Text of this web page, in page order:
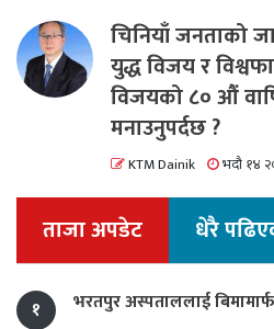
चिनियाँ जनताको
युद्ध विजय र
विजयको ८० औं
मनाउनुपर्दछ ?
KTM Dainik भदौ १४
ताजा अपडेट धेरै
१ भरतपुर अस्पताललाई